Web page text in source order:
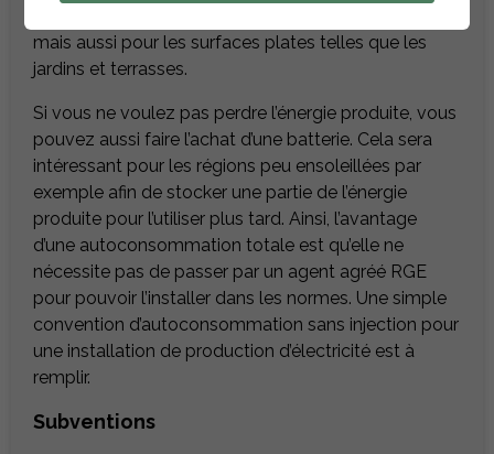
mais aussi pour les surfaces plates telles que les
jardins et terrasses.
Si vous ne voulez pas perdre l’énergie produite, vous
pouvez aussi faire l’achat d’une batterie. Cela sera
intéressant pour les régions peu ensoleillées par
exemple afin de stocker une partie de l’énergie
produite pour l’utiliser plus tard. Ainsi, l’avantage
d’une autoconsommation totale est qu’elle ne
nécessite pas de passer par un agent agréé RGE
pour pouvoir l’installer dans les normes. Une simple
convention d’autoconsommation sans injection pour
une installation de production d’électricité est à
remplir.
Subventions